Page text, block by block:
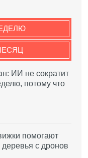
ИИ не сократит
потому что
помогают
деревья с дронов